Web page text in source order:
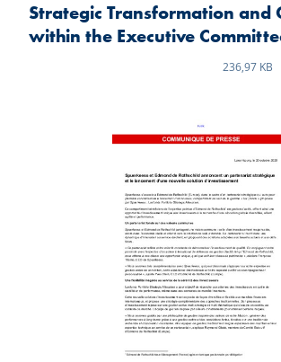
Strategic Transformation and
within the Executive
Taille du
236,97 KB